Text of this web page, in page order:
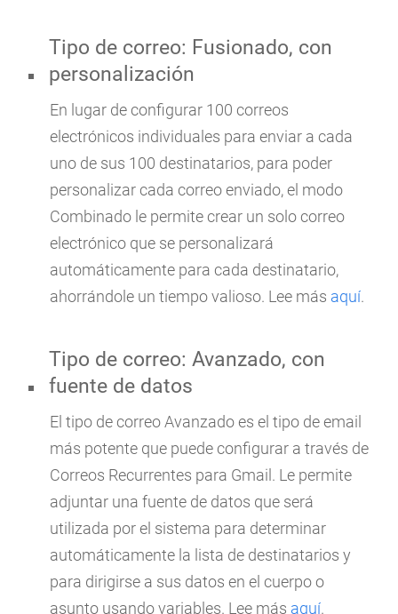
Tipo de correo: Fusionado, con
personalización
En lugar de configurar 100 correos
electrónicos individuales para enviar a cada
uno de sus 100 destinatarios, para poder
personalizar cada correo enviado, el modo
Combinado le permite crear un solo correo
electrónico que se personalizará
automáticamente para cada destinatario,
ahorrándole un tiempo valioso. Lee más aquí.
Tipo de correo: Avanzado, con
fuente de datos
El tipo de correo Avanzado es el tipo de email
más potente que puede configurar a través de
Correos Recurrentes para Gmail. Le permite
adjuntar una fuente de datos que será
utilizada por el sistema para determinar
automáticamente la lista de destinatarios y
para dirigirse a sus datos en el cuerpo o
asunto usando variables. Lee más aquí.